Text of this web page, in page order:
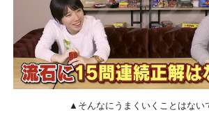
▲そんなにうまくいくことはない